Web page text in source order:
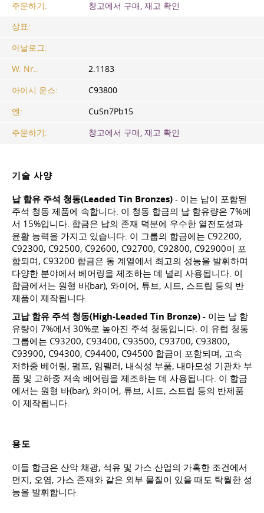
주문하기:
창고에서 구매, 재고 확인
상표:
아날로그:
W. Nr.:
2.1183
아이시 운스:
C93800
엔:
CuSn7Pb15
주문하기:
창고에서 구매, 재고 확인
기술 사양
납 함유 주석 청동(Leaded Tin Bronzes) - 이는 납이 포함된
주석 청동 제품에 속합니다. 이 청동 합금의 납 함유량은 7%에
서 15%입니다. 합금은 납의 존재 덕분에 우수한 열전도성과
윤활 능력을 가지고 있습니다. 이 그룹의 합금에는 C92200,
C92300, C92500, C92600, C92700, C92800, C92900이 포
함되며, C93200 합금은 동 계열에서 최고의 성능을 발휘하며
다양한 분야에서 베어링을 제조하는 데 널리 사용됩니다. 이
합금에서는 원형 바(bar), 와이어, 튜브, 시트, 스트립 등의 반
제품이 제작됩니다.
고납 함유 주석 청동(High-Leaded Tin Bronze) - 이는 납 함
유량이 7%에서 30%로 높아진 주석 청동입니다. 이 유럽 청동
그룹에는 C93200, C93400, C93500, C93700, C93800,
C93900, C94300, C94400, C94500 합금이 포함되며, 고속
저하중 베어링, 펌프, 임펠러, 내식성 부품, 내마모성 기관차 부
품 및 고하중 저속 베어링을 제조하는 데 사용됩니다. 이 합금
에서는 원형 바(bar), 와이어, 튜브, 시트, 스트립 등의 반제품
이 제작됩니다.
용도
이들 합금은 산악 채광, 석유 및 가스 산업의 가혹한 조건에서
먼지, 오염, 가스 존재와 같은 외부 물질이 있을 때도 탁월한 성
능을 발휘합니다.